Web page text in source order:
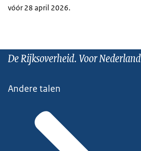
vóór 28 april 2026.
De Rijksoverheid. Voor Nederland
Andere talen